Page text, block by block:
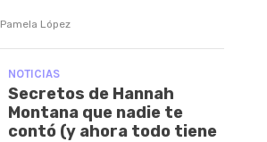
Pamela López
NOTICIAS
Secretos de Hannah
Montana que nadie te
contó (y ahora todo tiene